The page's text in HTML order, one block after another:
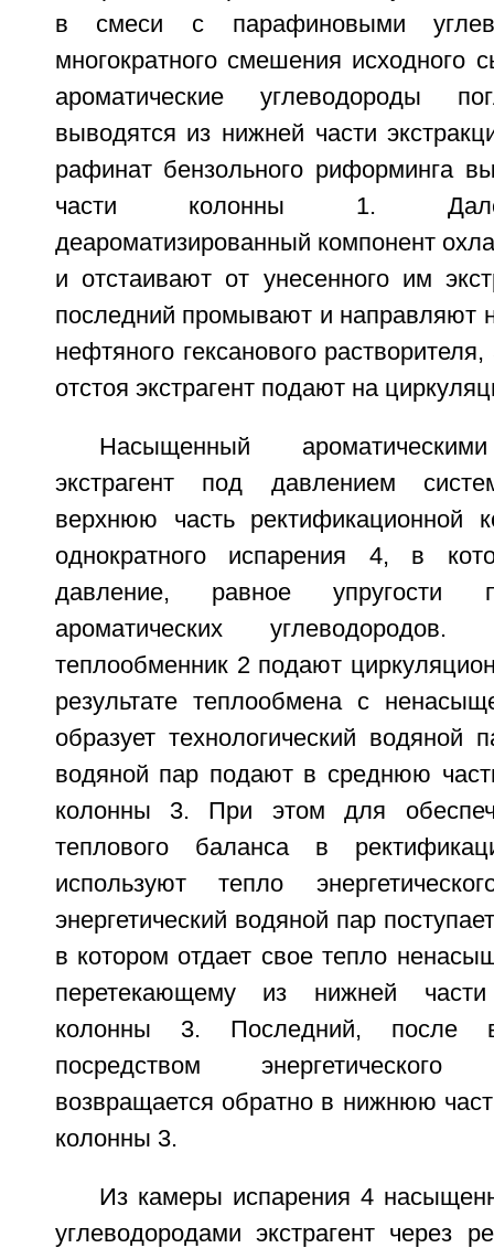
в смеси с парафиновыми
многократного смешения исходного
ароматические углеводороды
выводятся из нижней части
рафинат бензольного риформинга
части колонны 1.
деароматизированный компонент
и отстаивают от унесенного им
последний промывают и направляют
нефтяного гексанового
отстоя экстрагент подают на
Насыщенный
экстрагент под давлением
верхнюю часть ректификационной
однократного испарения 4, в
давление, равное упругости
ароматических
теплообменник 2 подают
результате теплообмена с
образует технологический водяной
водяной пар подают в среднюю
колонны 3. При этом для
теплового баланса в
используют тепло
энергетический водяной пар
в котором отдает свое тепло
перетекающему из нижней части
колонны 3. Последний, после
посредством
возвращается обратно в нижнюю
колонны 3.
Из камеры испарения 4
углеводородами экстрагент через